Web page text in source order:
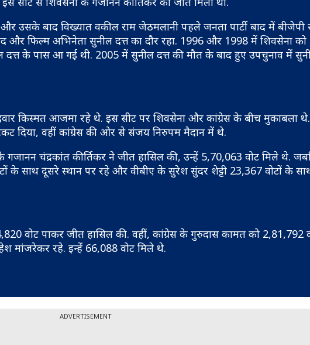
उसके बाद विख्यात वकील राम जेठमलानी पहले जनता पार्टी बाद में बीजेपी
फिल्म अभिनेता सुनील दत्त का दौर रहा. 1996 और 1998 में शिवसेना को
के पास आ गई थी. 2005 में सुनील दत्त की मौत के बाद हुए उपचुनाव में
किस्मत आजमा रहे थे. इस सीट पर शिवसेना और कांग्रेस के बीच मुकाबला
दिया, वहीं कांग्रेस की ओर से संजय निरुपम मैदान में थे.
चंद्रकांत कीर्तिकर ने जीत हासिल की, उन्हें 5,70,063 वोट मिले थे.
साथ दूसरे स्थान पर रहे और वीबीए के सुरेश सुंदर शेट्टी 23,367 वोटों के
वोट पाकर जीत हासिल की. वहीं, कांग्रेस के गुरुदास कामत को 2,81,792
मांजरेकर रहे. इन्हें 66,088 वोट मिले थे.
ADVERTISEMENT